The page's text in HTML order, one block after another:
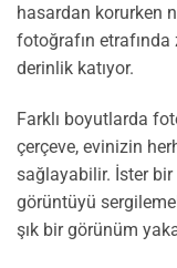
hasardan korurken
fotoğrafın
derinlik katıyor.
Farklı boyutlarda
çerçeve, evinizin
sağlayabilir. İster bir
görüntüyü
şık bir görünüm